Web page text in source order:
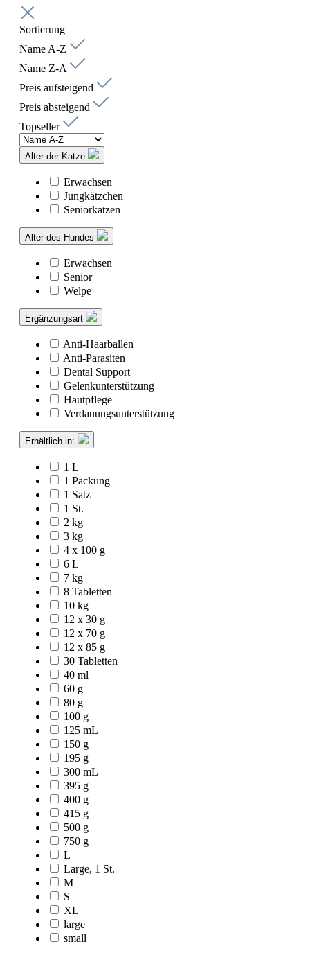
Sortierung
Name A-Z
Name Z-A
Preis aufsteigend
Preis absteigend
Topseller
Alter der Katze
Erwachsen
Jungkätzchen
Seniorkatzen
Alter des Hundes
Erwachsen
Senior
Welpe
Ergänzungsart
Anti-Haarballen
Anti-Parasiten
Dental Support
Gelenkunterstützung
Hautpflege
Verdauungsunterstützung
Erhältlich in:
1 L
1 Packung
1 Satz
1 St.
2 kg
3 kg
4 x 100 g
6 L
7 kg
8 Tabletten
10 kg
12 x 30 g
12 x 70 g
12 x 85 g
30 Tabletten
40 ml
60 g
80 g
100 g
125 mL
150 g
195 g
300 mL
395 g
400 g
415 g
500 g
750 g
L
Large, 1 St.
M
S
XL
large
small